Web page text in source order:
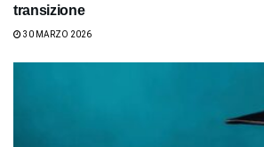
transizione
30 MARZO 2026